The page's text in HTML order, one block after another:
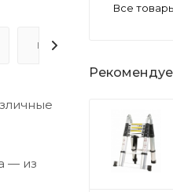
ВОПРОС-ОТВЕТ
— из
Все